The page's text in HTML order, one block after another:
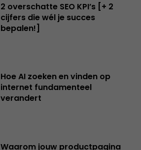
2 overschatte SEO KPI’s [+ 2
cijfers die wél je succes
bepalen!]
Hoe AI zoeken en vinden op
internet fundamenteel
verandert
Waarom jouw productpagina